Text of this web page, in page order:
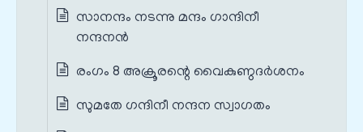
സാനന്ദം നടന്നു മന്ദം ഗാന്ദിനീ
നന്ദനൻ
രംഗം 8 അക്രൂരന്റെ വൈകുണ്ഠദർശനം
സുമതേ ഗന്ദിനീ നന്ദന സ്വാഗതം